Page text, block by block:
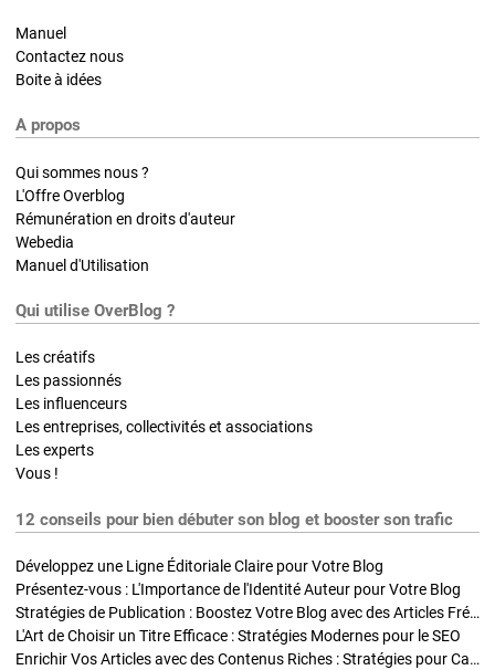
Manuel
Contactez nous
Boite à idées
A propos
Qui sommes nous ?
L'Offre Overblog
Rémunération en droits d'auteur
Webedia
Manuel d'Utilisation
Qui utilise OverBlog ?
Les créatifs
Les passionnés
Les influenceurs
Les entreprises, collectivités et associations
Les experts
Vous !
12 conseils pour bien débuter son blog et booster son trafic
Développez une Ligne Éditoriale Claire pour Votre Blog
Présentez-vous : L'Importance de l'Identité Auteur pour Votre Blog
Stratégies de Publication : Boostez Votre Blog avec des Articles Fréquents et Exclusifs
L'Art de Choisir un Titre Efficace : Stratégies Modernes pour le SEO
Enrichir Vos Articles avec des Contenus Riches : Stratégies pour Captiver et Optimiser